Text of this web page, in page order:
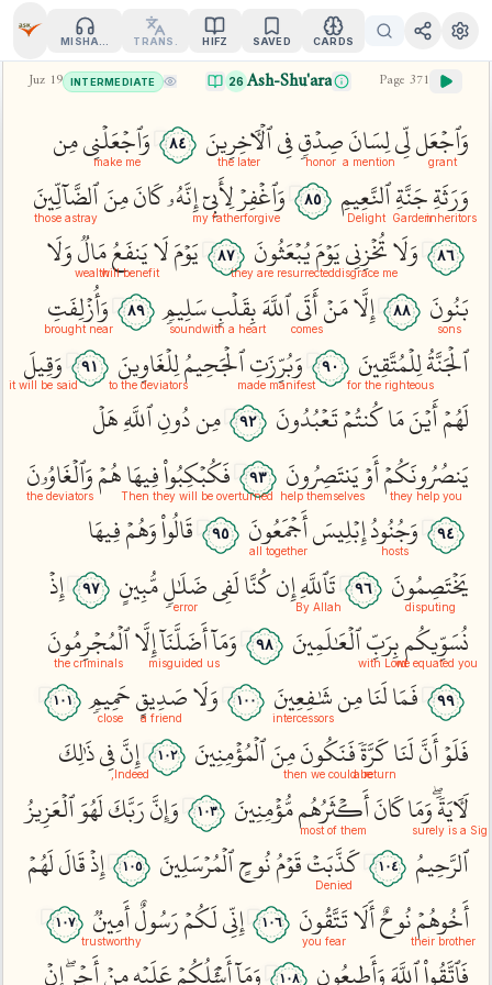
MISHARY TRANS. HIFZ SAVED CARDS
Juz 19 INTERMEDIATE 26 Ash-Shu'ara Page 371
وَٱجۡعَل
grant لِّيلِسَانَ
a mentionصِدۡقٖ
honor فِيٱلۡأٓخِرِينَ
the later
٨٤ وَٱجۡعَلۡنِي
make me
مِن
وَرَثَةِ
inheritorsجَنَّةِ
Gardenٱلنَّعِيمِ
Delight
٨٥ وَٱغۡفِرۡ
forgive لِأَبِيٓ
my fatherإِنَّهُۥكَانَمِنَٱلضَّآلِّينَ
those astray
٨٦ وَلَاتُخۡزِنِي
disgrace meيَوۡمَيُبۡعَثُونَ
they are resurrected
٨٧ يَوۡمَلَايَنفَعُ
will benefitمَالٞ
wealth وَلَا
بَنُونَ
sons
٨٨ إِلَّامَنۡأَتَى
comesٱللَّهَبِقَلۡبٖ
with a heartسَلِيمٖ
sound
٨٩ وَأُزۡلِفَتِ
brought near
ٱلۡجَنَّةُلِلۡمُتَّقِينَ
for the righteous
٩٠ وَبُرِّزَتِ
made manifestٱلۡجَحِيمُلِلۡغَاوِينَ
to the deviators
٩١ وَقِيلَ
it will be said
لَهُمۡأَيۡنَمَاكُنتُمۡتَعۡبُدُونَ ٩٢ مِندُونِٱللَّهِهَلۡ
يَنصُرُونَكُمۡ
they help you أَوۡيَنتَصِرُونَ
help themselves
٩٣ فَكُبۡكِبُواْ
Then they will be overturned
فِيهَاهُمۡوَٱلۡغَاوُۥنَ
the deviators
٩٤ وَجُنُودُ
hosts إِبۡلِيسَأَجۡمَعُونَ
all together
٩٥ قَالُواْوَهُمۡفِيهَا
يَخۡتَصِمُونَ
disputing
٩٦ تَٱللَّهِ
By Allahإِنكُنَّالَفِيضَلَٰلٖ
error مُّبِينٍ ٩٧
إِذۡ
نُسَوِّيكُم
we equated youبِرَبِّ
with Lordٱلۡعَٰلَمِينَ ٩٨ وَمَآأَضَلَّنَآ
misguided usإِلَّاٱلۡمُجۡرِمُونَ
the criminals
٩٩ فَمَالَنَامِنشَٰفِعِينَ
intercessors
١٠٠ وَلَاصَدِيقٍ
a friend حَمِيمٖ
close
١٠١
فَلَوۡأَنَّلَنَاكَرَّةٗ
a returnفَنَكُونَ
then we could beمِنَٱلۡمُؤۡمِنِينَ ١٠٢ إِنَّ
Indeed,فِيذَٰلِكَ
لَأٓيَةٗۖ
surely is a
وَمَاكَانَأَكۡثَرُهُم
most of them مُّؤۡمِنِينَ ١٠٣ وَإِنَّرَبَّكَلَهُوَٱلۡعَزِيزُ
ٱلرَّحِيمُ
١٠٤ كَذَّبَتۡ
Denied قَوۡمُنُوحٍٱلۡمُرۡسَلِينَ ١٠٥ إِذۡقَالَلَهُمۡ
أَخُوهُمۡ
their brotherنُوحٌأَلَاتَتَّقُونَ
you fear
١٠٦ إِنِّيلَكُمۡرَسُولٌأَمِينٞ
trustworthy
١٠٧
١٠٨